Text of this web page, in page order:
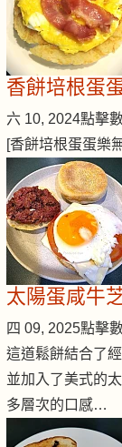
香餅培根蛋
六 10, 2024點擊
[香餅培根蛋蛋樂
太陽蛋咸牛
四 09, 2025點擊
這道鬆餅結合了
並加入了美式的
多層次的口感…